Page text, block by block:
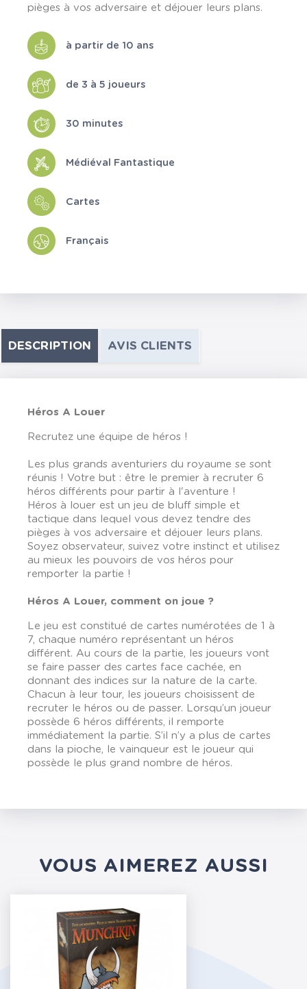
pièges à vos adversaire et déjouer leurs plans.
à partir de 10 ans
de 3 à 5 joueurs
30 minutes
Médiéval Fantastique
Cartes
Français
DESCRIPTION AVIS CLIENTS
Héros A Louer
Recrutez une équipe de héros !
Les plus grands aventuriers du royaume se sont
réunis ! Votre but : être le premier à recruter 6
héros différents pour partir à l'aventure !
Héros à louer est un jeu de bluff simple et
tactique dans lequel vous devez tendre des
pièges à vos adversaire et déjouer leurs plans.
Soyez observateur, suivez votre instinct et utilisez
au mieux les pouvoirs de vos héros pour
remporter la partie !
Héros A Louer, comment on joue ?
Le jeu est constitué de cartes numérotées de 1 à
7, chaque numéro représentant un héros
différent. Au cours de la partie, les joueurs vont
se faire passer des cartes face cachée, en
donnant des indices sur la nature de la carte.
Chacun à leur tour, les joueurs choisissent de
recruter le héros ou de passer. Lorsqu’un joueur
possède 6 héros différents, il remporte
immédiatement la partie. S’il n’y a plus de cartes
dans la pioche, le vainqueur est le joueur qui
possède le plus grand nombre de héros.
VOUS AIMEREZ AUSSI